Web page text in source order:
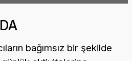
bağımsız bir şekilde